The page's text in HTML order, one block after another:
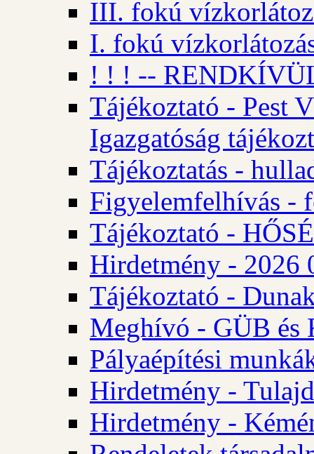
III. fokú
I. fokú
! ! ! --
Tájékoztató - Pest
Igazgatóság
Tájékoztatás -
Figyelemfelhívás -
Tájékoztató -
Hirdetmény - 2026
Tájékoztató -
Meghívó - GÜB és
Pályaépítési
Hirdetmény -
Hirdetmény -